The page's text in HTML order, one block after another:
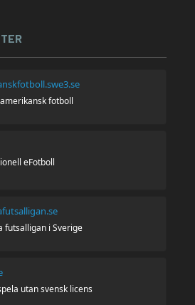
fotboll
eFotboll
futsalligan i Sverige
utan svensk licens